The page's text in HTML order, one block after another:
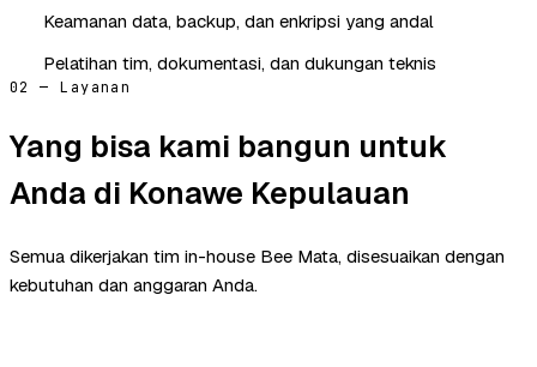
Keamanan data, backup, dan enkripsi yang andal
Pelatihan tim, dokumentasi, dan dukungan teknis
02 — Layanan
Yang bisa kami bangun untuk
Anda di Konawe Kepulauan
Semua dikerjakan tim in-house Bee Mata, disesuaikan dengan
kebutuhan dan anggaran Anda.